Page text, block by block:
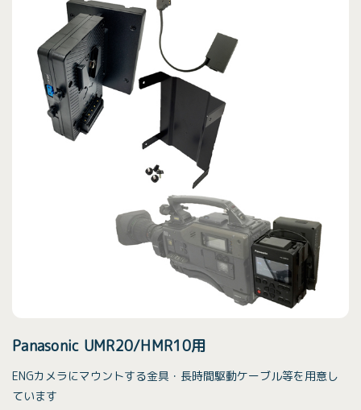
Panasonic UMR20/HMR10用
ENGカメラにマウントする金具・長時間駆動ケーブル等を用意し
ています